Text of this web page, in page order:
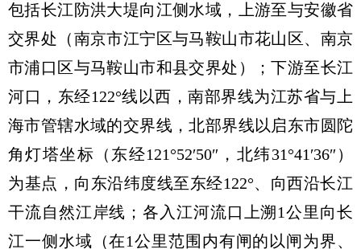
包括长江防洪大堤向江侧水域，上游至与安徽省
交界处（南京市江宁区与马鞍山市花山区、南京
市浦口区与马鞍山市和县交界处）；下游至长江
河口，东经122°线以西，南部界线为江苏省与上
海市管辖水域的交界线，北部界线以启东市圆陀
角灯塔坐标（东经121°52′50″，北纬31°41′36″）
为基点，向东沿纬度线至东经122°、向西沿长江
干流自然江岸线；各入江河流口上溯1公里向长
江一侧水域（在1公里范围内有闸的以闸为界、